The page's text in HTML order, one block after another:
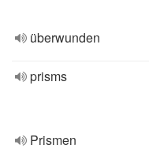
überwunden
prisms
Prismen